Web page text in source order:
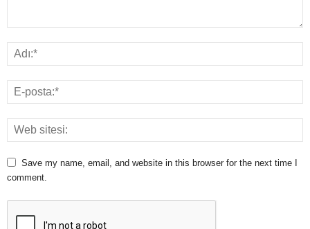
Save my name, email, and website in this browser for the next time I
comment.